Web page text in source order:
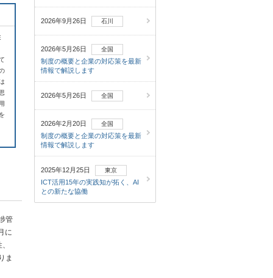
管
に
ま
2026年9月26日 石川
2026年5月26日 全国
制度の概要と企業の対応策を最新
情報で解説します
2026年5月26日 全国
2026年2月20日 全国
制度の概要と企業の対応策を最新
情報で解説します
2025年12月25日 東京
ICT活用15年の実践知が拓く、AI
との新たな協働